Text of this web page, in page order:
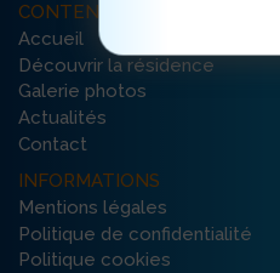
CONTENU DU SITE
Accueil
Découvrir la résidence
Galerie photos
Actualités
Contact
INFORMATIONS
Mentions légales
Politique de confidentialité
Politique cookies